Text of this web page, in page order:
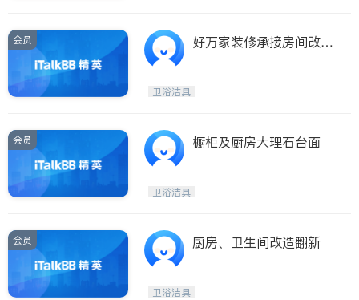
会员
好万家装修承接房间改造
卫浴洁具
会员 橱柜及厨房大理石台面
卫浴洁具
会员 厨房、卫生间改造翻新
卫浴洁具